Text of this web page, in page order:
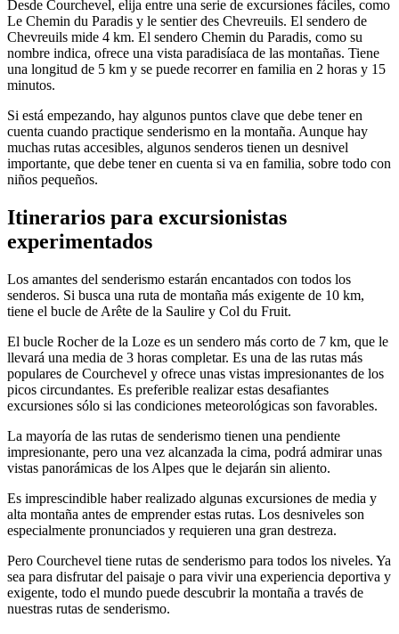
Desde Courchevel, elija entre una serie de excursiones fáciles, como
Le Chemin du Paradis y le sentier des Chevreuils. El sendero de
Chevreuils mide 4 km. El sendero Chemin du Paradis, como su
nombre indica, ofrece una vista paradisíaca de las montañas. Tiene
una longitud de 5 km y se puede recorrer en familia en 2 horas y 15
minutos.
Si está empezando, hay algunos puntos clave que debe tener en
cuenta cuando practique senderismo en la montaña. Aunque hay
muchas rutas accesibles, algunos senderos tienen un desnivel
importante, que debe tener en cuenta si va en familia, sobre todo con
niños pequeños.
Itinerarios para excursionistas
experimentados
Los amantes del senderismo estarán encantados con todos los
senderos. Si busca una ruta de montaña más exigente de 10 km,
tiene el bucle de Arête de la Saulire y Col du Fruit.
El bucle Rocher de la Loze es un sendero más corto de 7 km, que le
llevará una media de 3 horas completar. Es una de las rutas más
populares de Courchevel y ofrece unas vistas impresionantes de los
picos circundantes. Es preferible realizar estas desafiantes
excursiones sólo si las condiciones meteorológicas son favorables.
La mayoría de las rutas de senderismo tienen una pendiente
impresionante, pero una vez alcanzada la cima, podrá admirar unas
vistas panorámicas de los Alpes que le dejarán sin aliento.
Es imprescindible haber realizado algunas excursiones de media y
alta montaña antes de emprender estas rutas. Los desniveles son
especialmente pronunciados y requieren una gran destreza.
Pero Courchevel tiene rutas de senderismo para todos los niveles. Ya
sea para disfrutar del paisaje o para vivir una experiencia deportiva y
exigente, todo el mundo puede descubrir la montaña a través de
nuestras rutas de senderismo.